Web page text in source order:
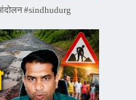
#sindhudurg